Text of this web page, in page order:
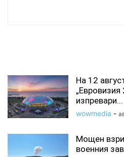
На 12
„Евровизия
изпревари...
wowmedia -
Мощен
военния